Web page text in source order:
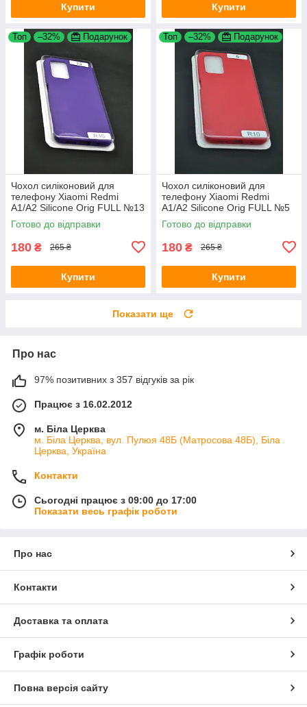
Купити Купити
Топ –32% Подарунок
Чохол силіконовий для
телефону Xiaomi Redmi
A1/A2 Silicone Orig FULL №13
violet 4you
Готово до відправки
180 ₴ 265 ₴
Купити
Топ –32% Подарунок
Чохол силіконовий для
телефону Xiaomi Redmi
A1/A2 Silicone Orig FULL №5
red 4you
Готово до відправки
180 ₴ 265 ₴
Купити
Показати ще
Про нас
97% позитивних з 357 відгуків за рік
Працює з 16.02.2012
м. Біла Церква
м. Біла Церква, вул. Пулюя 48Б (Матросова 48Б), Біла
Церква, Україна
Контакти
Сьогодні працює з 09:00 до 17:00
Показати весь графік роботи
Про нас
Контакти
Доставка та оплата
Графік роботи
Повна версія сайту